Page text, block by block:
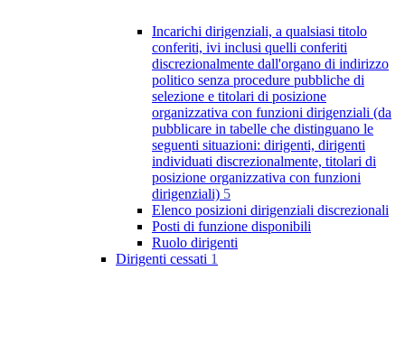
Incarichi dirigenziali, a qualsiasi titolo
conferiti, ivi inclusi quelli conferiti
discrezionalmente dall'organo di indirizzo
politico senza procedure pubbliche di
selezione e titolari di posizione
organizzativa con funzioni dirigenziali (da
pubblicare in tabelle che distinguano le
seguenti situazioni: dirigenti, dirigenti
individuati discrezionalmente, titolari di
posizione organizzativa con funzioni
dirigenziali) 5
Elenco posizioni dirigenziali discrezionali
Posti di funzione disponibili
Ruolo dirigenti
Dirigenti cessati 1